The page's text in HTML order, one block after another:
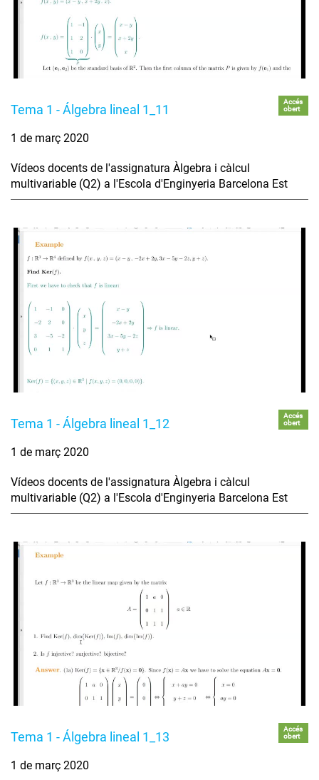
Tema 1 - Álgebra lineal 1_11
Accés
obert
1 de març 2020
Vídeos docents de l'assignatura Àlgebra i càlcul
multivariable (Q2) a l'Escola d'Enginyeria Barcelona Est
Tema 1 - Álgebra lineal 1_12
Accés
obert
1 de març 2020
Vídeos docents de l'assignatura Àlgebra i càlcul
multivariable (Q2) a l'Escola d'Enginyeria Barcelona Est
Tema 1 - Álgebra lineal 1_13
Accés
obert
1 de març 2020